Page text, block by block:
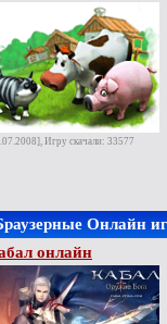
Игру скачали: 33577
Онлайн
онлайн